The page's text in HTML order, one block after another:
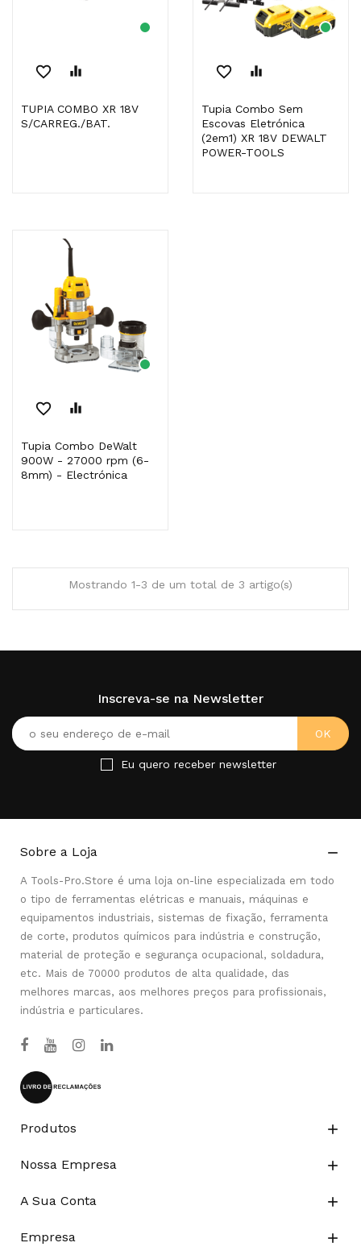
favorite_border equalizer
TUPIA COMBO XR 18V
S/CARREG./BAT.
favorite_border equalizer
Tupia Combo Sem
Escovas Eletrónica
(2em1) XR 18V DEWALT
POWER-TOOLS
favorite_border equalizer
Tupia Combo DeWalt
900W - 27000 rpm (6-
8mm) - Electrónica
Mostrando 1-3 de um total de 3 artigo(s)
Inscreva-se na Newsletter
Eu quero receber newsletter
Sobre a Loja 
A Tools-Pro.Store é uma loja on-line especializada em todo
o tipo de ferramentas elétricas e manuais, máquinas e
equipamentos industriais, sistemas de fixação, ferramenta
de corte, produtos químicos para indústria e construção,
material de proteção e segurança ocupacional, soldadura,
etc. Mais de 70000 produtos de alta qualidade, das
melhores marcas, aos melhores preços para profissionais,
indústria e particulares.
Produtos 
Nossa Empresa 
A Sua Conta 
Empresa 